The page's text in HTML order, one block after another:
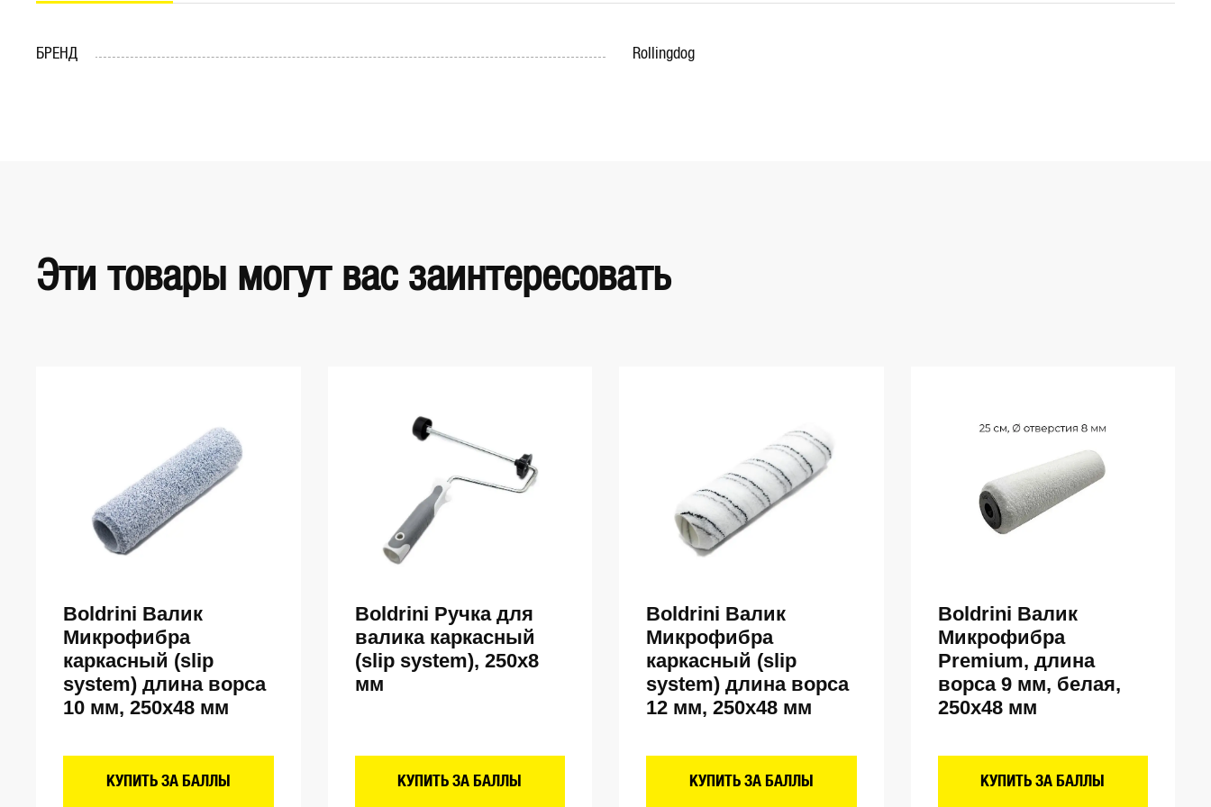
БРЕНД Rollingdog
Эти товары могут вас заинтересовать
Boldrini Валик
Микрофибра
каркасный (slip
system) длина ворса
10 мм, 250х48 мм
КУПИТЬ ЗА БАЛЛЫ
Boldrini Ручка для
валика каркасный
(slip system), 250х8
мм
КУПИТЬ ЗА БАЛЛЫ
Boldrini Валик
Микрофибра
каркасный (slip
system) длина ворса
12 мм, 250х48 мм
КУПИТЬ ЗА БАЛЛЫ
Boldrini Валик
Микрофибра
Premium, длина
ворса 9 мм, белая,
250х48 мм
КУПИТЬ ЗА БАЛЛЫ